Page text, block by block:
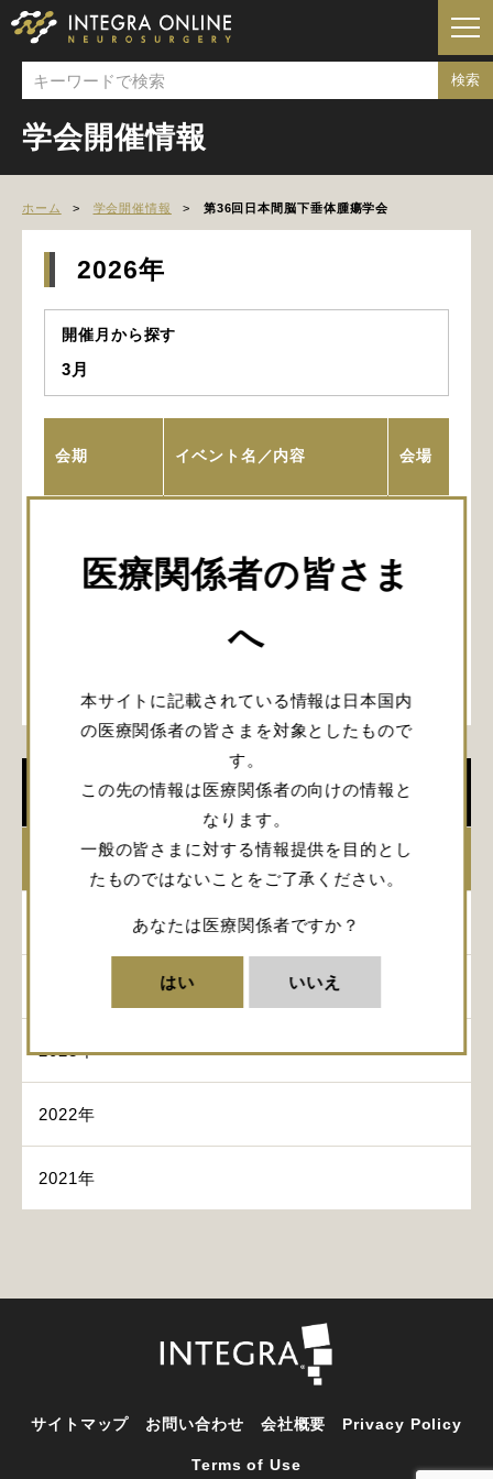
医療関係者の皆さま
へ
本サイトに記載されている情報は日本国内
の医療関係者の皆さまを対象としたもので
す。
この先の情報は医療関係者の向けの情報と
なります。
一般の皆さまに対する情報提供を目的とし
たものではないことをご了承ください。
あなたは医療関係者ですか？
はい いいえ
学会開催情報
ホーム 学会開催情報 第36回日本間脳下垂体腫瘍学会
学会開催情報
2023年
2022年
2021年
2026年
開催月から探す
3月
会期 イベント名／内容 会場
サイトマップ お問い合わせ 会社概要 Privacy Policy
Terms of Use